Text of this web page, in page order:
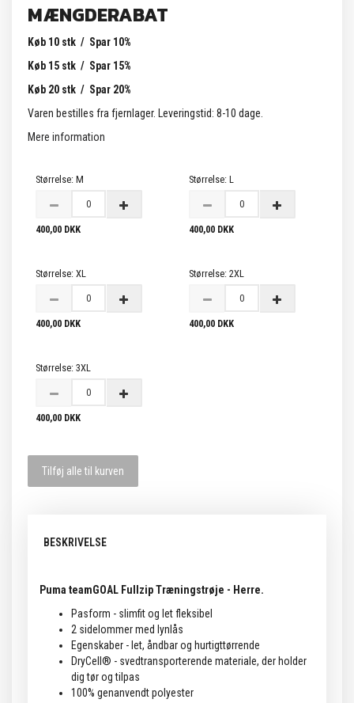
MÆNGDERABAT
Køb 10 stk / Spar 10%
Køb 15 stk / Spar 15%
Køb 20 stk / Spar 20%
Varen bestilles fra fjernlager. Leveringstid: 8-10 dage.
Mere information
Størrelse: M
400,00 DKK
Størrelse: L
400,00 DKK
Størrelse: XL
400,00 DKK
Størrelse: 2XL
400,00 DKK
Størrelse: 3XL
400,00 DKK
Tilføj alle til kurven
BESKRIVELSE
Puma teamGOAL Fullzip Træningstrøje - Herre.
Pasform - slimfit og let fleksibel
2 sidelommer med lynlås
Egenskaber - let, åndbar og hurtigttørrende
DryCell® - svedtransporterende materiale, der holder
dig tør og tilpas
100% genanvendt polyester